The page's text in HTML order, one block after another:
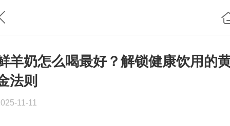
羊奶怎么喝最好？解锁健康饮用的
法则
11-11